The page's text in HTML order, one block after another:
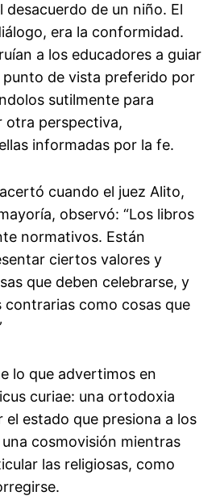
desacuerdo de un niño. El
era la conformidad.
a los educadores a guiar
punto de vista preferido por
sutilmente para
otra perspectiva,
informadas por la fe.
cuando el juez Alito,
observó: “Los libros
normativos. Están
ciertos valores y
que deben celebrarse, y
contrarias como cosas que
lo que advertimos en
curiae: una ortodoxia
el estado que presiona a los
cosmovisión mientras
las religiosas, como